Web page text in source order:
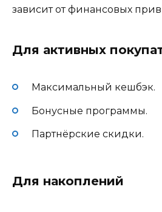
зависит от финансовых
Для активных
Максимальный кешбэк.
Бонусные программы.
Партнёрские скидки.
Для накоплений